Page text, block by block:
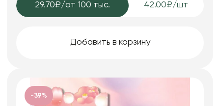
29.70₽/от 100 тыс. 42.00₽/шт
Добавить в корзину
-39%